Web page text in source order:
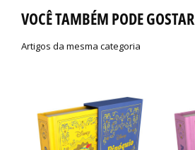
VOCÊ TAMBÉM PODE GOSTAR
Artigos da mesma categoria